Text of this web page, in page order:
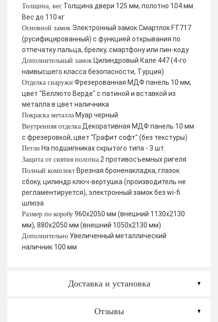
Толщина, вес Толщина двери 125 мм, полотно 104 мм.
Вес до 110 кг
Основной замок Электронный замок Смартлок FT717
(русифицированный) с функцией открывания по
отпечатку пальца, брелку, смартфону или пин-коду
Дополнительный замок Цилиндровый Кале 447 (4-го
наивысшего класса безопасности, Турция)
Отделка снаружи Фрезерованная МДФ панель 10 мм,
цвет "Веллюто Верде" с патиной и вставкой из
металла в цвет наличника
Покраска металла Муар черный
Внутренняя отделка Декоративная МДФ панель 10 мм
с фрезеровкой, цвет "Графит софт" (без текстуры)
Петли На подшипниках скрытого типа - 3 шт.
Защита от снятия полотна 2 противосъемных ригеля
Полный комплект Врезная броненакладка, глазок
сбоку, цилиндр ключ-вертушка (производитель не
регламентируется), электронный замок без wi-fi
шлюза
Размер по коробу 960х2050 мм (внешний 1130х2130
мм), 880х2050 мм (внешний 1050х2130 мм)
Дополнительно Увеличенный металлический
наличник 100 мм
Доставка и установка
Отзывы